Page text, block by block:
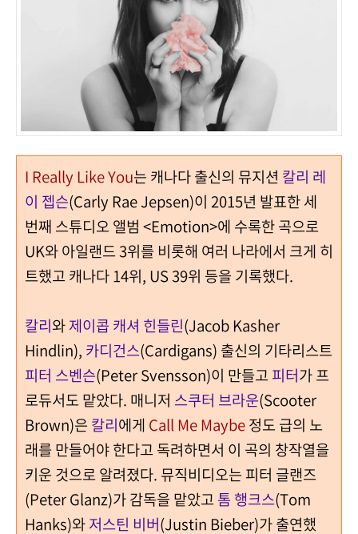
I Really Like You는 캐나다 출신의 뮤지션 칼리 레
이 젭슨(Carly Rae Jepsen)이 2015년 발표한 세
번째 스튜디오 앨범 <Emotion>에 수록한 곡으로
UK와 아일랜드 3위를 비롯해 여러 나라에서 크게 히
트했고 캐나다 14위, US 39위 등을 기록했다.
칼리와제이콥 캐셔 힌들린(Jacob Kasher
Hindlin), 카디건스(Cardigans) 출신의 기타리스트
피터 스벤슨(Peter Svensson)이 만들고 피터가 프
로듀서도 맡았다. 매니저 스쿠터 브라운(Scooter
Brown)은 칼리에게 Call Me Maybe정도 급의 노
래를 만들어야 한다고 독려하면서 이 곡의 창작열을
키운 것으로 알려졌다. 뮤직비디오는 피터 글랜즈
(Peter Glanz)가 감독을 맡았고 톰 행크스(Tom
Hanks)와저스틴 비버(Justin Bieber)가 출연했